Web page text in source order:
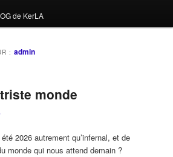
de KerLA
:admin
monde
2026 autrement qu’infernal, et de
monde qui nous attend demain ?